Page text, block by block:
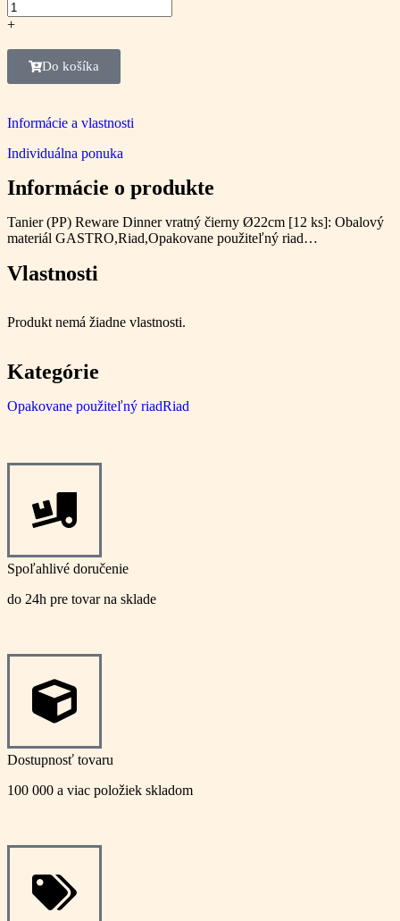
+
Do košíka
Informácie a vlastnosti
Individuálna ponuka
Informácie o produkte
Tanier (PP) Reware Dinner vratný čierny Ø22cm [12 ks]: Obalový
materiál GASTRO,Riad,Opakovane použiteľný riad…
Vlastnosti
Produkt nemá žiadne vlastnosti.
Kategórie
Opakovane použiteľný riadRiad
Spoľahlivé doručenie
do 24h pre tovar na sklade
Dostupnosť tovaru
100 000 a viac položiek skladom